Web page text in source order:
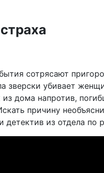
сотрясают
зверски убивает
дома напротив,
причину
из отдела по